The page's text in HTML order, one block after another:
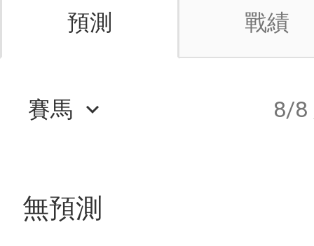
預測 戰績
賽馬 keyboard_arrow_down 8/8
無預測